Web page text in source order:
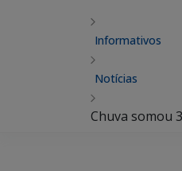
Informativos
Notícias
Chuva somou